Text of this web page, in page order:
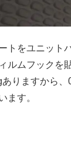
トをユニット
ルムフックを
りますから
ます。